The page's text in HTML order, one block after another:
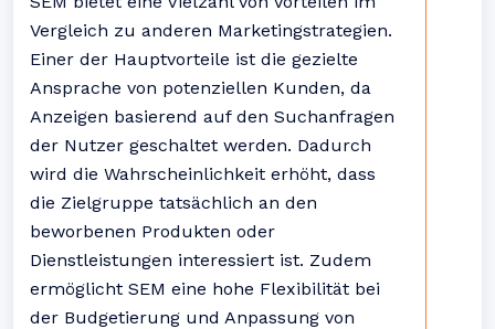
Vergleich zu anderen Marketingstrategien.
Einer der Hauptvorteile ist die gezielte
Ansprache von potenziellen Kunden, da
Anzeigen basierend auf den Suchanfragen
der Nutzer geschaltet werden. Dadurch
wird die Wahrscheinlichkeit erhöht, dass
die Zielgruppe tatsächlich an den
beworbenen Produkten oder
Dienstleistungen interessiert ist. Zudem
ermöglicht SEM eine hohe Flexibilität bei
der Budgetierung und Anpassung von